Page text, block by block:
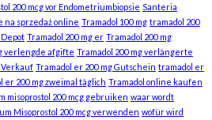
200 mcg vor Endometriumbiopsie Santeria
na sprzedaż online Tramadol 100 mg tramadol 200
Depot Tramadol 200 mg er Tramadol 200 mg
verlengde afgifte Tramadol 200 mg verlängerte
Verkauf Tramadol er 200 mg Gutschein tramadol er
er 200 mg zweimal täglich Tramadol online kaufen
misoprostol 200 mcg gebruiken waar wordt
Misoprostol 200 mcg verwenden wofür wird